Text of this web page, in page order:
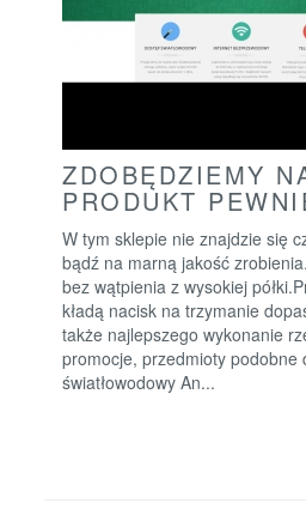
ZDOBĘDZIEMY
PRODUKT
W tym sklepie nie znajdzie się
bądź na marną jakość
bez wątpienia z wysokiej
kładą nacisk na trzymanie
także najlepszego wykonanie
promocje, przedmioty podobne
światłowodowy An...